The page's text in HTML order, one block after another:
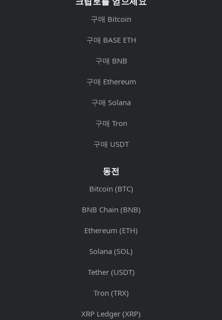
구매 Bitcoin
구매 BASE ETH
구매 BNB
구매 Ethereum
구매 Solana
구매 Tron
구매 USDT
동전
Bitcoin (BTC)
BNB Chain (BNB)
Ethereum (ETH)
Solana (SOL)
Tether (USDT)
Tron (TRX)
XRP Ledger (XRP)